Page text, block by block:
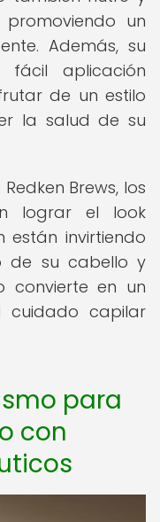
un
Además, su
aplicación
de un estilo
la salud de su
Brews, los
lograr el look
están invirtiendo
de su cabello y
convierte en un
cuidado capilar
para
con